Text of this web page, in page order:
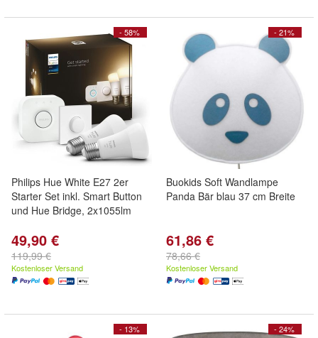
- 58%
Philips Hue White E27 2er
Starter Set inkl. Smart Button
und Hue Bridge, 2x1055lm
49,90 €
119,99 €
Kostenloser Versand
- 21%
Buokids Soft Wandlampe
Panda Bär blau 37 cm Breite
61,86 €
78,66 €
Kostenloser Versand
- 13% - 24%